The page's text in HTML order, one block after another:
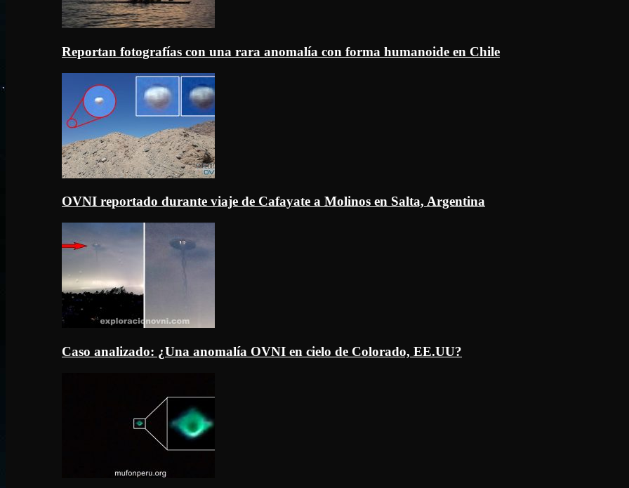
Reportan fotografías con una rara anomalía con forma humanoide en Chile
OVNI reportado durante viaje de Cafayate a Molinos en Salta, Argentina
Caso analizado: ¿Una anomalía OVNI en cielo de Colorado, EE.UU?